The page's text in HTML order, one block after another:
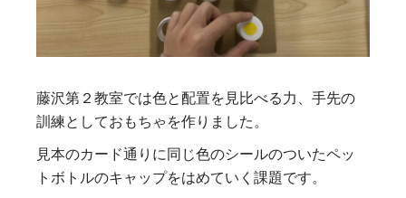
藤沢第２教室では色と配置を見比べる力、手先の
訓練としておもちゃを作りました。
見本のカード通りに同じ色のシールのついたペッ
トボトルのキャップをはめていく課題です。